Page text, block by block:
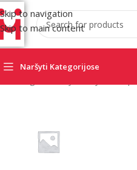
Skip to navigation
Skip to main content
Naršyti Kategorijose